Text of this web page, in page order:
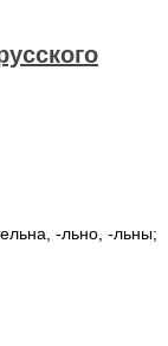
-льно, -льны;